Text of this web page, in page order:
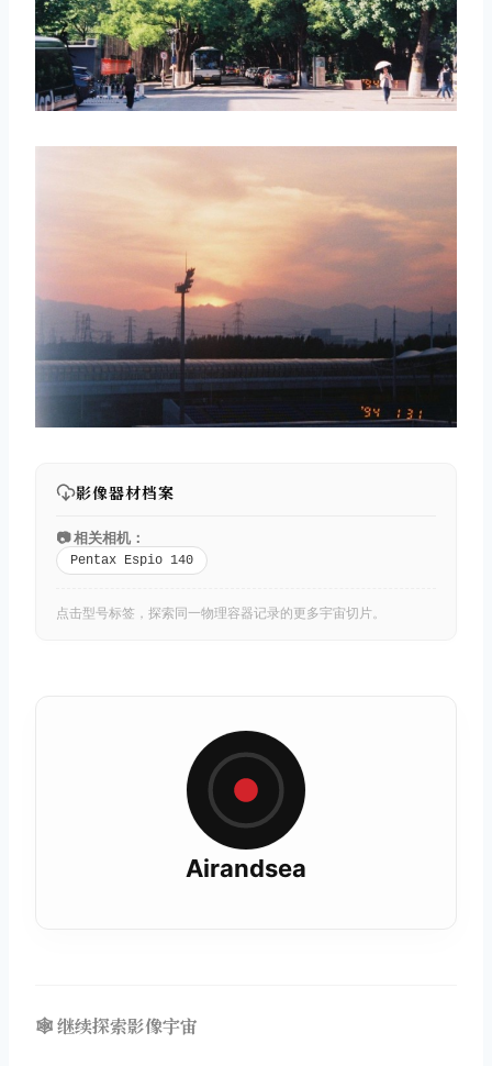
影像器材档案
📷 相关相机：
Pentax Espio 140
点击型号标签，探索同一物理容器记录的更多宇宙切片。
Airandsea
🕸️ 继续探索影像宇宙
取消 搜索